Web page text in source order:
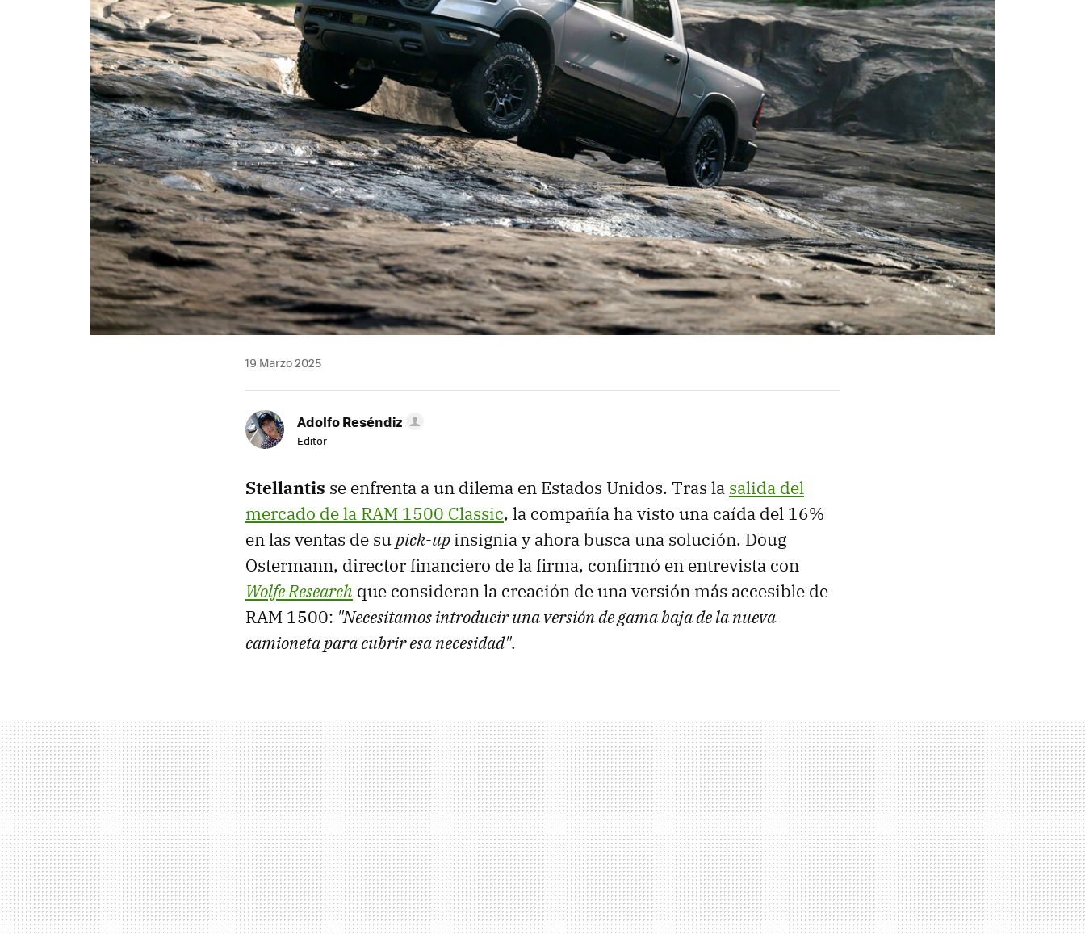
19 Marzo 2025
Adolfo Reséndiz
Editor
Stellantis se enfrenta a un dilema en Estados Unidos. Tras la salida del
mercado de la RAM 1500 Classic, la compañía ha visto una caída del 16%
en las ventas de supick-upinsignia y ahora busca una solución. Doug
Ostermann, director financiero de la firma, confirmó en entrevista con
Wolfe Research que consideran la creación de una versión más accesible de
RAM 1500: "Necesitamos introducir una versión de gama baja de la nueva
camioneta para cubrir esa necesidad".